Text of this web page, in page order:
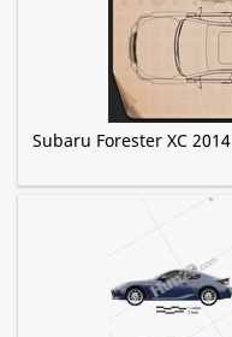
Subaru Forester XC 2014